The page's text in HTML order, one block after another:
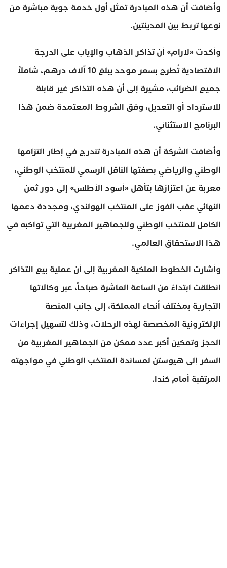
وأضافت أن هذه المبادرة تمثل أول خدمة جوية مباشرة من
نوعها تربط بين المدينتين.
وأكدت «لارام» أن تذاكر الذهاب والإياب على الدرجة
الاقتصادية تُطرح بسعر موحد يبلغ 10 آلاف درهم، شاملاً
جميع الضرائب، مشيرة إلى أن هذه التذاكر غير قابلة
للاسترداد أو التعديل، وفق الشروط المعتمدة ضمن هذا
البرنامج الاستثنائي.
وأضافت الشركة أن هذه المبادرة تندرج في إطار التزامها
الوطني والرياضي بصفتها الناقل الرسمي للمنتخب الوطني،
معربة عن اعتزازها بتأهل «أسود الأطلس» إلى دور ثمن
النهائي عقب الفوز على المنتخب الهولندي، ومجددة دعمها
الكامل للمنتخب الوطني وللجماهير المغربية التي تواكبه في
هذا الاستحقاق العالمي.
وأشارت الخطوط الملكية المغربية إلى أن عملية بيع التذاكر
انطلقت ابتداءً من الساعة العاشرة صباحاً، عبر وكالاتها
التجارية بمختلف أنحاء المملكة، إلى جانب المنصة
الإلكترونية المخصصة لهذه الرحلات، وذلك لتسهيل إجراءات
الحجز وتمكين أكبر عدد ممكن من الجماهير المغربية من
السفر إلى هيوستن لمساندة المنتخب الوطني في مواجهته
المرتقبة أمام كندا.